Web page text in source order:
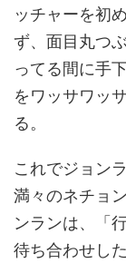
ッチャーを初
ず、面目丸つ
ってる間に手
をワッサワッ
る。
これでジョン
満々のネチョ
ンランは、「
待ち合わせし